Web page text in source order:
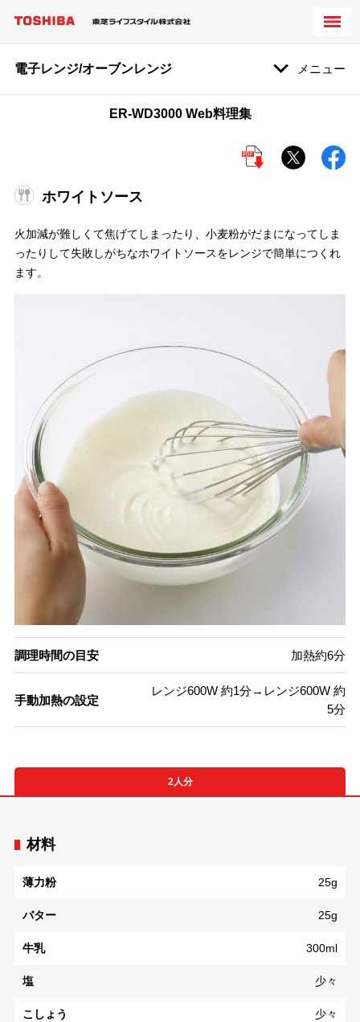
電子レンジ/オーブンレンジ メニュー
ER-WD3000 Web料理集
ホワイトソース
火加減が難しくて焦げてしまったり、小麦粉がだまになってしま
ったりして失敗しがちなホワイトソースをレンジで簡単につくれ
ます。
調理時間の目安 加熱約6分
手動加熱の設定
レンジ600W 約1分→レンジ600W 約
5分
2人分
材料
薄力粉 25g
バター 25g
牛乳 300ml
塩 少々
こしょう 少々